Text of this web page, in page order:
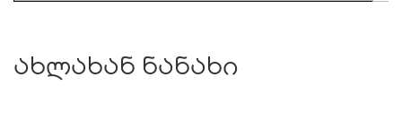
ახლახან ნანახი